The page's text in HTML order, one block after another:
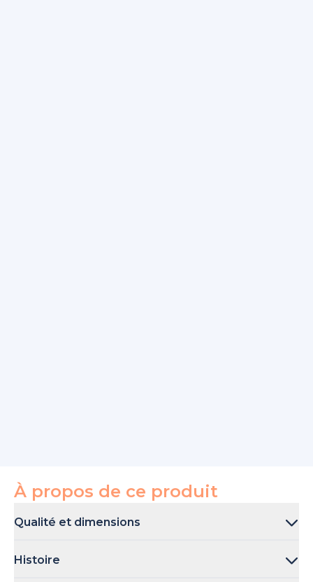
À propos de ce produit
Qualité et dimensions
Les livres sont disponibles avec une couverture rigide (21
Histoire